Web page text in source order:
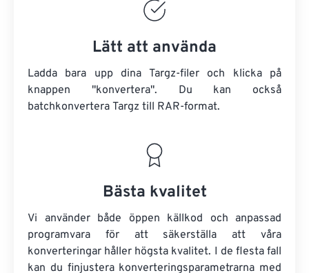
Lätt att använda
Ladda bara upp dina Targz-filer och klicka på
knappen "konvertera". Du kan också
batchkonvertera Targz till RAR-format.
Bästa kvalitet
Vi använder både öppen källkod och anpassad
programvara för att säkerställa att våra
konverteringar håller högsta kvalitet. I de flesta fall
kan du finjustera konverteringsparametrarna med